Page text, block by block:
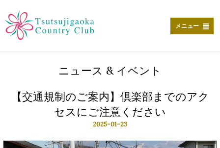
ン
コ
メニュー
ニュース & イベント
【交通規制のご案内】倶楽部までのアク
セスにご注意ください
2025-01-23